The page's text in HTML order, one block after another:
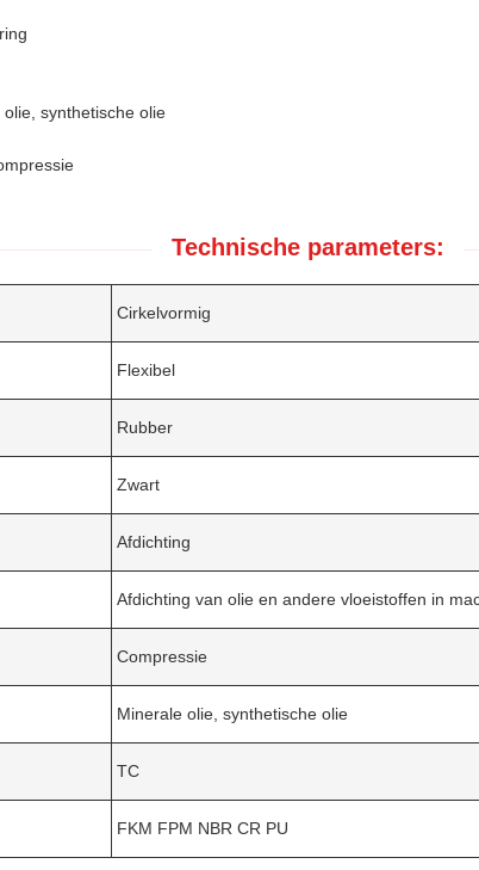
synthetische olie
Technische parameters:
Cirkelvormig
Flexibel
Rubber
Zwart
Afdichting
Afdichting van olie en andere vloeistoffen in
Compressie
Minerale olie, synthetische olie
TC
FKM FPM NBR CR PU